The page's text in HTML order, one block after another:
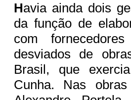
Havia ainda dois
da função de
com
desviados de
Brasil, que
Cunha. Nas